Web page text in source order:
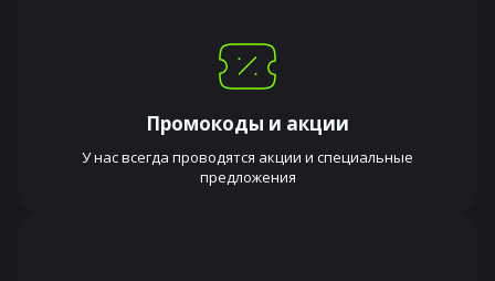
Промокоды и акции
У нас всегда проводятся акции и специальные
предложения